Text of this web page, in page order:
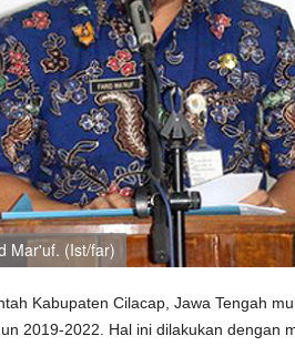
Mar'uf. (Ist/far)
Kabupaten Cilacap, Jawa Tengah
2019-2022. Hal ini dilakukan dengan